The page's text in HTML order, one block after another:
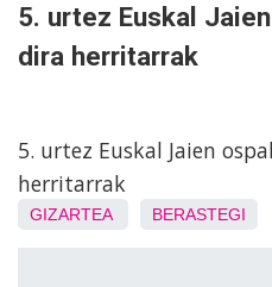
5. urtez Euskal
dira herritarrak
5. urtez Euskal Jaien
herritarrak
GIZARTEA BERASTEGI